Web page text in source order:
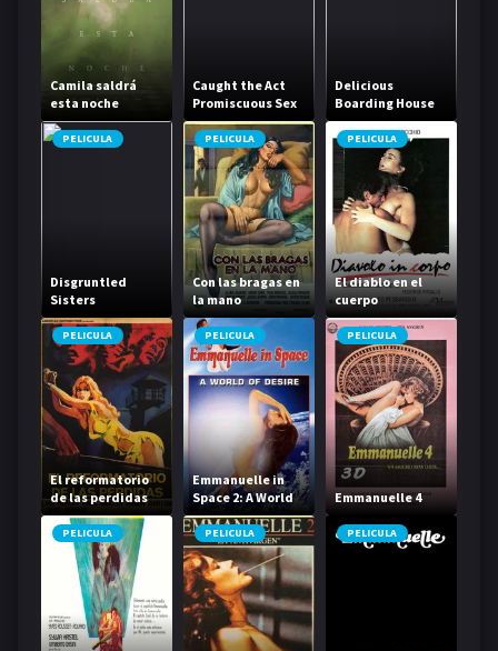
Camila saldrá
esta noche
Caught the Act
Promiscuous Sex
Life
Delicious
Boarding House
Daughter
PELICULA
Disgruntled
Sisters
PELICULA
Con las bragas en
la mano
PELICULA
El diablo en el
cuerpo
PELICULA
El reformatorio
de las perdidas
PELICULA
Emmanuelle in
Space 2: A World
of Desire
PELICULA
Emmanuelle 4
PELICULA PELICULA PELICULA